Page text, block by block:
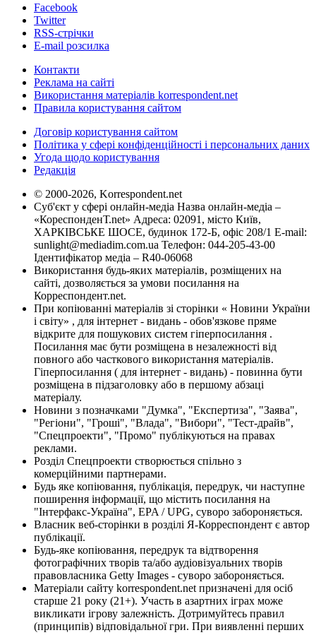
Facebook
Twitter
RSS-стрічки
E-mail розсилка
Контакти
Реклама на сайті
Використання матеріалів korrespondent.net
Правила користування сайтом
Договір користування сайтом
Політика у сфері конфіденційності і персональних даних
Угода щодо користування
Редакція
© 2000-2026, Korrespondent.net
Суб'єкт у сфері онлайн-медіа Назва онлайн-медіа –
«КореспонденТ.net» Адреса: 02091, місто Київ,
ХАРКІВСЬКЕ ШОСЕ, будинок 172-Б, офіс 208/1 E-mail:
sunlight@mediadim.com.ua Телефон: 044-205-43-00
Ідентифікатор медіа – R40-06068
Використання будь-яких матеріалів, розміщених на
сайті, дозволяється за умови посилання на
Корреспондент.net.
При копіюванні матеріалів зі сторінки « Новини України
і світу» , для інтернет - видань - обов'язкове пряме
відкрите для пошукових систем гіперпосилання .
Посилання має бути розміщена в незалежності від
повного або часткового використання матеріалів.
Гіперпосилання ( для інтернет - видань) - повинна бути
розміщена в підзаголовку або в першому абзаці
матеріалу.
Новини з позначками "Думка", "Експертиза", "Заява",
"Регіони", "Гроші", "Влада", "Вибори", "Тест-драйв",
"Спецпроекти", "Промо" публікуються на правах
реклами.
Розділ Спецпроекти створюється спільно з
комерційними партнерами.
Будь яке копіювання, публікація, передрук, чи наступне
поширення інформації, що містить посилання на
"Інтерфакс-Україна", EPA / UPG, суворо забороняється.
Власник веб-сторінки в розділі Я-Корреспондент є автор
публікації.
Будь-яке копіювання, передрук та відтворення
фотографічних творів та/або аудіовізуальних творів
правовласника Getty Images - суворо забороняється.
Матеріали сайту korrespondent.net призначені для осіб
старше 21 року (21+). Участь в азартних іграх може
викликати ігрову залежність. Дотримуйтесь правил
(принципів) відповідальної гри. При виявленні перших